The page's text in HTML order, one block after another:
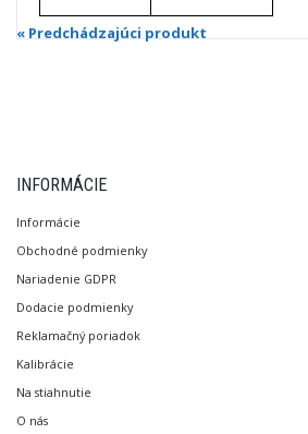
« Predchádzajúci produkt
INFORMÁCIE
Informácie
Obchodné podmienky
Nariadenie GDPR
Dodacie podmienky
Reklamačný poriadok
Kalibrácie
Na stiahnutie
O nás